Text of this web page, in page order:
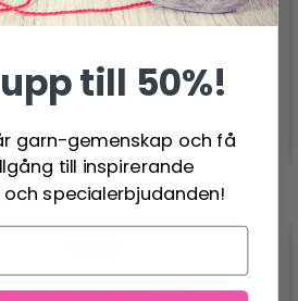
24.95 SEK
DIG
till 50%!
garn-gemenskap och få
till inspirerande
specialerbjudanden!